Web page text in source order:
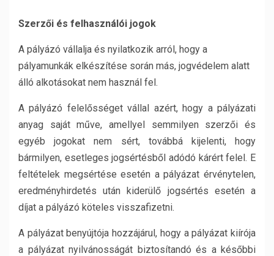
Szerzői és felhasználói jogok
A pályázó vállalja és nyilatkozik arról, hogy a
pályamunkák elkészítése során más, jogvédelem alatt
álló alkotásokat nem használ fel.
A pályázó felelősséget vállal azért, hogy a pályázati
anyag saját műve, amellyel semmilyen szerzői és
egyéb jogokat nem sért, továbbá kijelenti, hogy
bármilyen, esetleges jogsértésből adódó kárért felel. E
feltételek megsértése esetén a pályázat érvénytelen,
eredményhirdetés után kiderülő jogsértés esetén a
díjat a pályázó köteles visszafizetni.
A pályázat benyújtója hozzájárul, hogy a pályázat kiírója
a pályázat nyilvánosságát biztosítandó és a későbbi